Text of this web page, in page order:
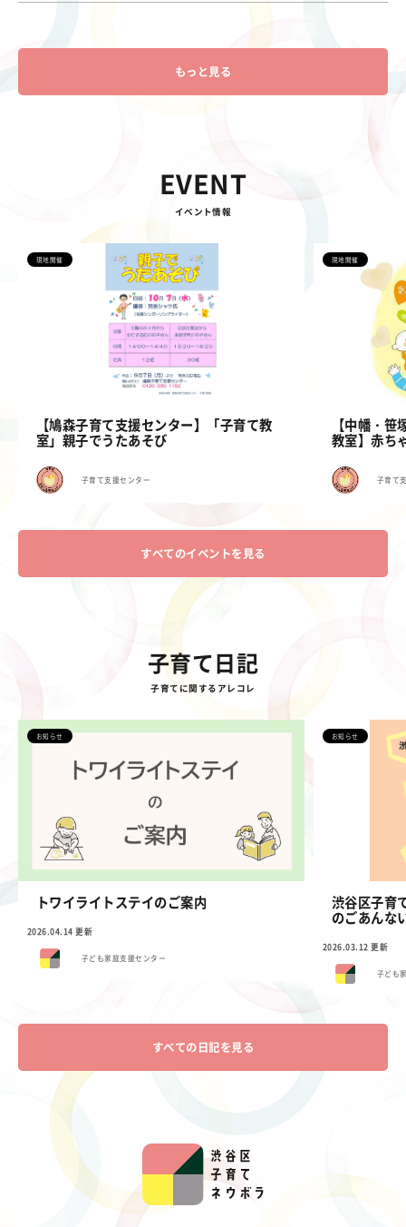
もっと見る
EVENT
イベント情報
現地開催
【鳩森子育て支援センター】「子育て教
室」親子でうたあそび
子育て支援センター
現地開催
【中幡・
教室】赤ち
子育て
すべてのイベントを見る
子育て日記
子育てに関するアレコレ
お知らせ
トワイライトステイのご案内
2026.04.14 更新
子ども家庭支援センター
お知らせ
渋谷区子育
のごあんな
2026.03.12 更新
子ども
すべての日記を見る